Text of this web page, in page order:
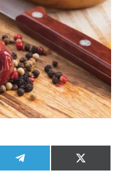
Share
on
Share
on